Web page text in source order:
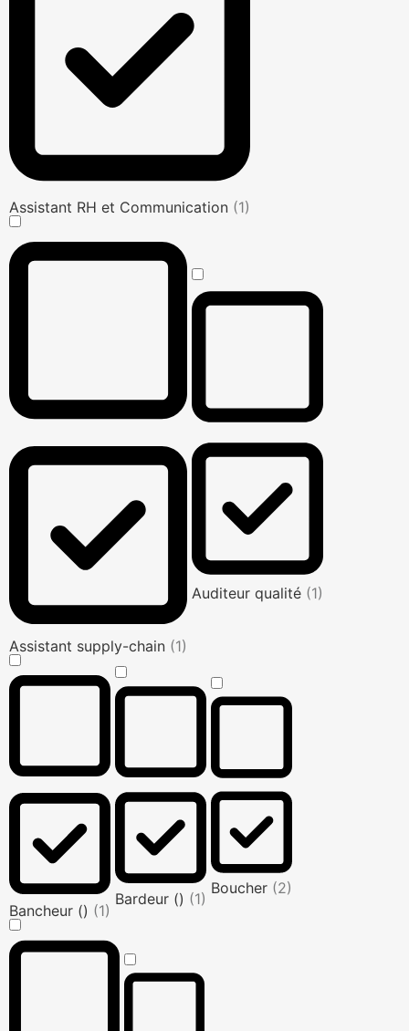
Assistant RH et Communication (1)
Assistant supply-chain (1)
Auditeur qualité (1)
Bancheur () (1)
Bardeur () (1)
Boucher (2)